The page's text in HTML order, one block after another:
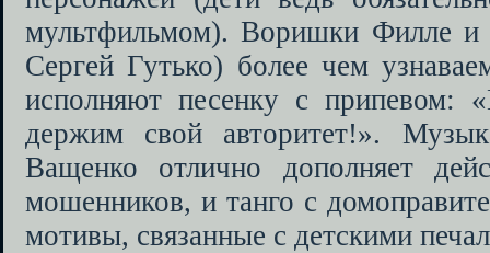
мультфильмом). Воришки Филле и
Сергей Гутько) более чем
исполняют песенку с
держим свой авторитет!».
Ващенко отлично дополняет
мошенников, и танго с
мотивы, связанные с детскими